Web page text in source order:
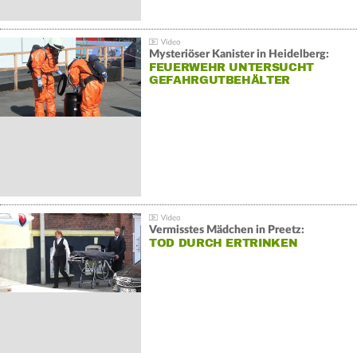
Mysteriöser Kanister in Heidelberg:
FEUERWEHR UNTERSUCHT
GEFAHRGUTBEHÄLTER
Vermisstes Mädchen in Preetz:
TOD DURCH ERTRINKEN